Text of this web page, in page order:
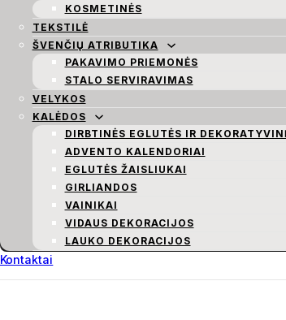
KOSMETINĖS
TEKSTILĖ
ŠVENČIŲ ATRIBUTIKA
PAKAVIMO PRIEMONĖS
STALO SERVIRAVIMAS
VELYKOS
KALĖDOS
DIRBTINĖS EGLUTĖS IR
ADVENTO KALENDORIAI
EGLUTĖS ŽAISLIUKAI
GIRLIANDOS
VAINIKAI
VIDAUS DEKORACIJOS
LAUKO DEKORACIJOS
Kontaktai